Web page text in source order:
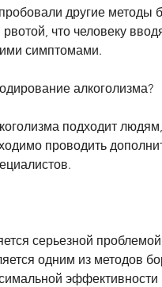
что человеку
симптомами.
алкоголизма?
подходит
проводить
серьезной
одним из методов